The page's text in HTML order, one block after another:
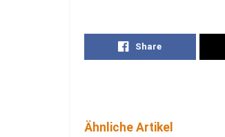
Share
Ähnliche Artikel